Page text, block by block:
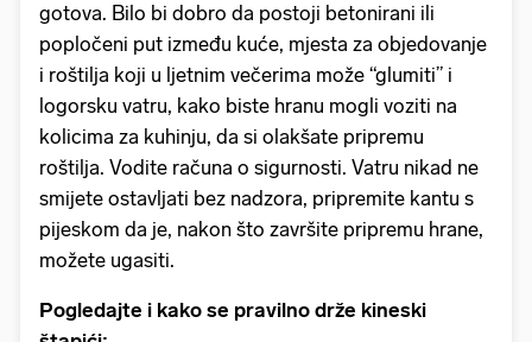
gotova. Bilo bi dobro da postoji betonirani ili
popločeni put između kuće, mjesta za objedovanje
i roštilja koji u ljetnim večerima može “glumiti” i
logorsku vatru, kako biste hranu mogli voziti na
kolicima za kuhinju, da si olakšate pripremu
roštilja. Vodite računa o sigurnosti. Vatru nikad ne
smijete ostavljati bez nadzora, pripremite kantu s
pijeskom da je, nakon što završite pripremu hrane,
možete ugasiti.
Pogledajte i kako se pravilno drže kineski